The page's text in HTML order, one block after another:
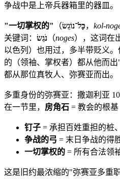
争战中是上帝兵器箱里的器皿。
"一切掌权的" （כָּל־נוֹגֵשׂ， kol-
关键词： נֹגֵשׂ （noges），这词在
以色列）也用过，多半带贬义
的（领袖、掌权者）都从他而
都从那位真牧人、弥赛亚而出。
多重身份的弥赛亚：撒迦利亚
在一节里， 房角石 = 教会的根基
钉子 = 承担百姓重担的桩
争战的弓 = 末日争战的得
一切掌权的 = 所有合法领
这是旧约最浓缩的"弥赛亚多重